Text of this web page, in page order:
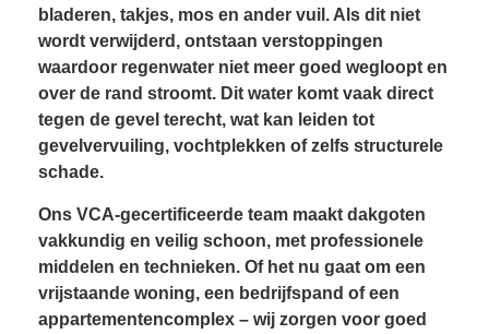
bladeren, takjes, mos en ander vuil. Als dit niet
wordt verwijderd, ontstaan verstoppingen
waardoor regenwater niet meer goed wegloopt en
over de rand stroomt. Dit water komt vaak direct
tegen de gevel terecht, wat kan leiden tot
gevelvervuiling, vochtplekken of zelfs structurele
schade.
Ons VCA-gecertificeerde team maakt dakgoten
vakkundig en veilig schoon, met professionele
middelen en technieken. Of het nu gaat om een
vrijstaande woning, een bedrijfspand of een
appartementencomplex – wij zorgen voor goed